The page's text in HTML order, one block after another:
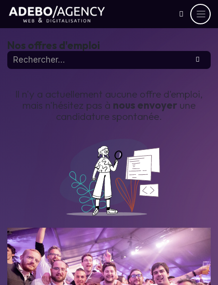
Nos offres d'emploi
Il n'y a actuellement aucune offre d'emploi,
mais n'hésitez pas à nous envoyer une
candidature spontanée.